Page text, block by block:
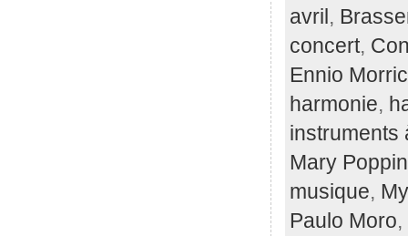
avril ,
concert,
Ennio
harmonie,
instruments
Mary
musique,
Paulo Moro,